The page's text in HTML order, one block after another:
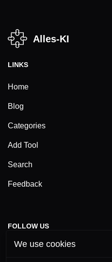
Alles-KI
LINKS
Home
Blog
Categories
Add Tool
Search
Feedback
FOLLOW US
TikTok
We use cookies